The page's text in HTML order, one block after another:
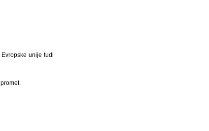
unije tudi